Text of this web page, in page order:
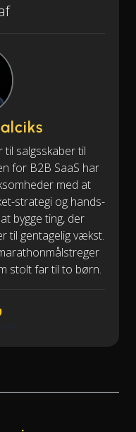
til salgsskaber til
for B2B SaaS har
med at
strategi og hands-
bygge ting, der
til gentagelig vækst.
stolt far til to børn.